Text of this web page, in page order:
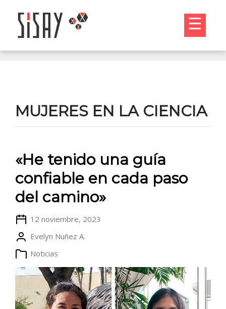
☰
MUJERES EN LA CIENCIA
«He tenido una guía
confiable en cada paso
del camino»
12 noviembre, 2023
Evelyn Nuñez A.
Noticias